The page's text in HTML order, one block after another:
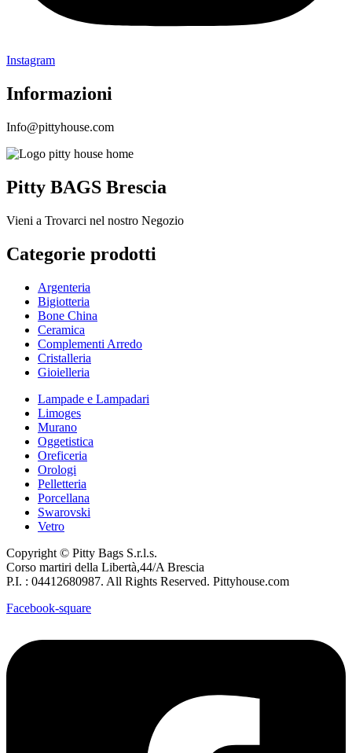
Instagram
Informazioni
Info@pittyhouse.com
Pitty BAGS Brescia
Vieni a Trovarci nel nostro Negozio
Categorie prodotti
Argenteria
Bigiotteria
Bone China
Ceramica
Complementi Arredo
Cristalleria
Gioielleria
Lampade e Lampadari
Limoges
Murano
Oggetistica
Oreficeria
Orologi
Pelletteria
Porcellana
Swarovski
Vetro
Copyright © Pitty Bags S.r.l.s.
Corso martiri della Libertà,44/A Brescia
P.I. : 04412680987. All Rights Reserved. Pittyhouse.com
Facebook-square